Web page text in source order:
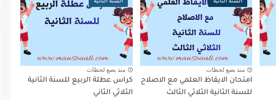
منذ بضع لحظات
امتحان الايقاظ العلمي مع الاصلاح
للسنة الثانية الثلاثي الثالث
منذ بضع لحظات
كراس عطلة الربيع للسنة الثانية
الثلاثي الثاني